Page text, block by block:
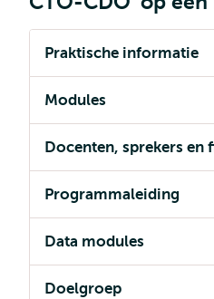
Praktische informatie
Modules
Docenten, sprekers en
Programmaleiding
Data modules
Doelgroep